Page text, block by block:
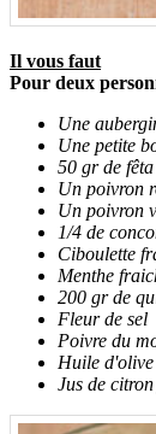
Il vous faut
Pour deux
Une
Une petite
50 gr de fêta
Un poivron
Un poivron
1/4 de
Ciboulette
Menthe
200 gr de
Fleur de sel
Poivre du
Huile d'olive
Jus de